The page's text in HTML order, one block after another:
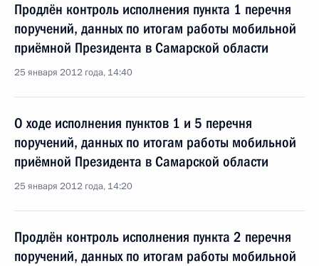
Продлён контроль исполнения пункта 1 перечня
поручений, данных по итогам работы мобильной
приёмной Президента в Самарской области
25 января 2012 года, 14:40
О ходе исполнения пунктов 1 и 5 перечня
поручений, данных по итогам работы мобильной
приёмной Президента в Самарской области
25 января 2012 года, 14:20
Продлён контроль исполнения пункта 2 перечня
поручений, данных по итогам работы мобильной